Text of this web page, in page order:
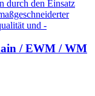
durch den Einsatz
und -
/ EWM / WM